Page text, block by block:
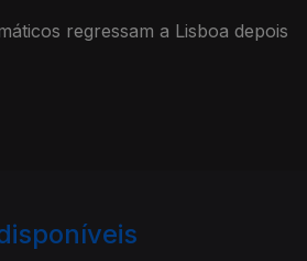
regressam a Lisboa depois